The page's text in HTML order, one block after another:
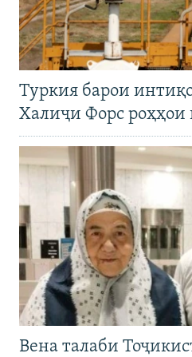
Туркия барои
Халиҷи Форс роҳҳои
Вена талаби